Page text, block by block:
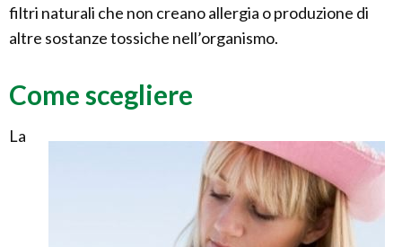
filtri naturali che non creano allergia o produzione di
altre sostanze tossiche nell’organismo.
Come scegliere
La